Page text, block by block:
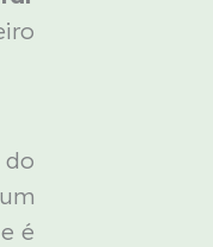
do
é